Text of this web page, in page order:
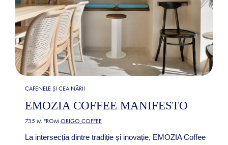
CAFENELE ȘI CEAINĂRII
EMOZIA COFFEE MANIFESTO
735 M FROM ORIGO COFFEE
La intersecția dintre tradiție și inovație, EMOZIA Coffee